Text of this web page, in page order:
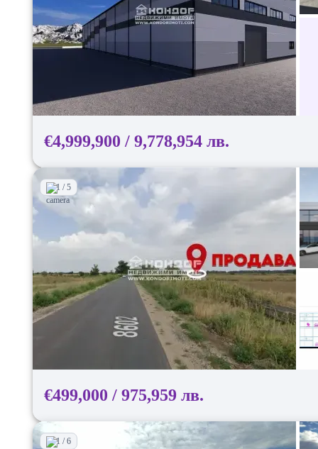
€4,999,900 / 9,778,954 лв.
1 / 5
€499,000 / 975,959 лв.
1 / 6